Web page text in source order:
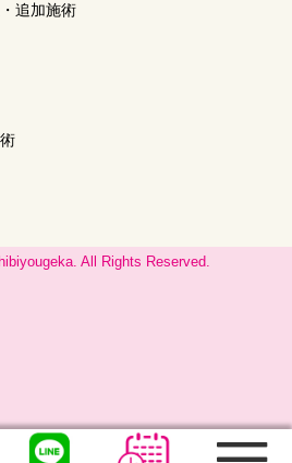
追加施術
All Rights Reserved.